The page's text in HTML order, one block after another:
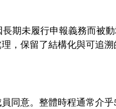
期未履行申報義務而被
，保留了結構化與可追溯
同意。整體時程通常介乎